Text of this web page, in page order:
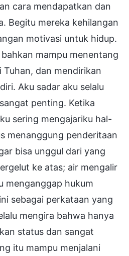
cara mendapatkan dan
Begitu mereka kehilangan
motivasi untuk hidup.
mampu menentang
dan mendirikan
Aku sadar aku selalu
penting. Ketika
sering mengajariku hal-
menanggung penderitaan
bisa unggul dari yang
ke atas; air mengalir
menganggap hukum
sebagai perkataan yang
mengira bahwa hanya
status dan sangat
itu mampu menjalani